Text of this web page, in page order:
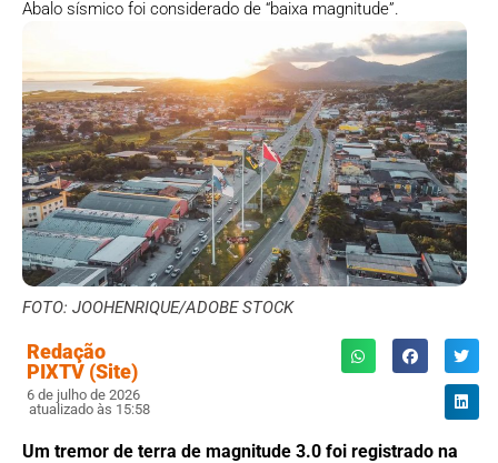
Abalo sísmico foi considerado de “baixa magnitude”.
FOTO: JOOHENRIQUE/ADOBE STOCK
Redação
PIXTV (Site)
6 de julho de 2026
atualizado às 15:58
Um tremor de terra de magnitude 3.0 foi registrado na